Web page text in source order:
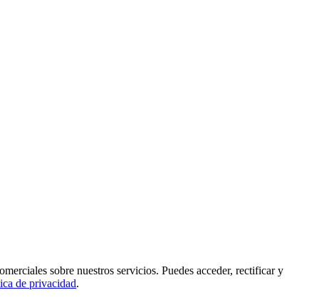
sobre nuestros servicios. Puedes acceder, rectificar y
de privacidad.